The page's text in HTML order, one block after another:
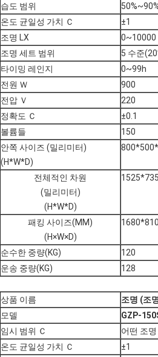
습도 범위
온도 균일성 가치 Ｃ
±1
조명 LX
0~10000
조명 세트 범위
5 수준
타이밍 레인지
0~99h
전원 Ｗ
900
전압 Ｖ
220
정확도 Ｃ
±0.1
볼륨들
150
안쪽 사이즈 (밀리미터)
(H*W*D)
전체적인 차원
(밀리미터)
(H*W*D)
패킹 사이즈(MM)
(H×W×D)
순수한 중량(KG) 120
운송 중량(KG)
128
상품 이름
조명 (조
모델
GZP-
임시 범위 Ｃ
어떤 조
온도 균일성 가치 Ｃ
±1